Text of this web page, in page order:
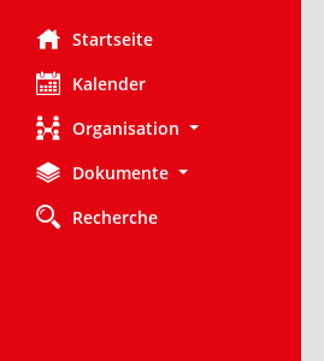
Startseite
Kalender
Organisation
Dokumente
Recherche